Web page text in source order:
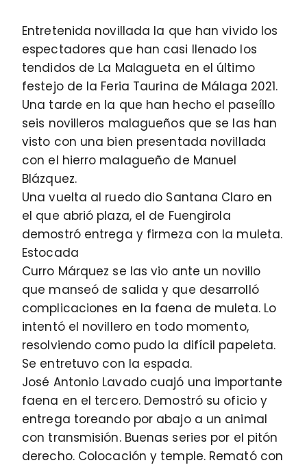
Entretenida novillada la que han vivido los
espectadores que han casi llenado los
tendidos de La Malagueta en el último
festejo de la Feria Taurina de Málaga 2021.
Una tarde en la que han hecho el paseíllo
seis novilleros malagueños que se las han
visto con una bien presentada novillada
con el hierro malagueño de Manuel
Blázquez.
Una vuelta al ruedo dio Santana Claro en
el que abrió plaza, el de Fuengirola
demostró entrega y firmeza con la muleta.
Estocada
Curro Márquez se las vio ante un novillo
que manseó de salida y que desarrolló
complicaciones en la faena de muleta. Lo
intentó el novillero en todo momento,
resolviendo como pudo la difícil papeleta.
Se entretuvo con la espada.
José Antonio Lavado cuajó una importante
faena en el tercero. Demostró su oficio y
entrega toreando por abajo a un animal
con transmisión. Buenas series por el pitón
derecho. Colocación y temple. Remató con